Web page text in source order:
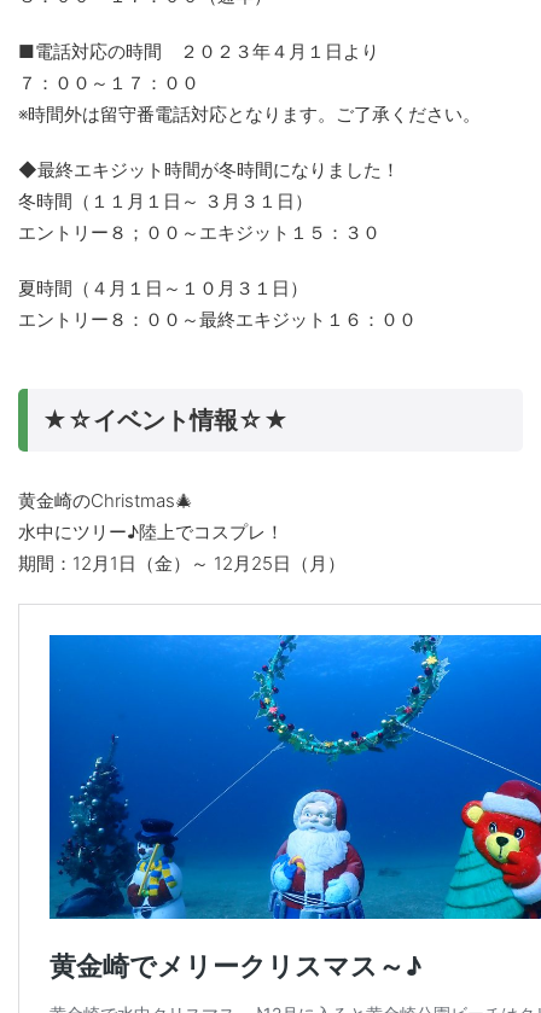
■電話対応の時間 ２０２３年４月１日より
７：００～１７：００
※時間外は留守番電話対応となります。ご了承ください。
◆最終エキジット時間が冬時間になりました！
冬時間（１１月１日～ ３月３１日）
エントリー８；００～エキジット１５：３０
夏時間（４月１日～１０月３１日）
エントリー８：００～最終エキジット１６：００
★☆イベント情報☆★
黄金崎のChristmas🎄
水中にツリー♪陸上でコスプレ！
期間：12月1日（金）～ 12月25日（月）